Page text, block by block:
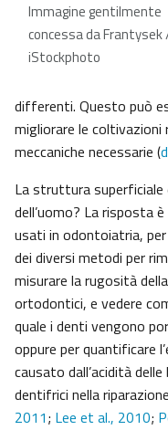
Immagine gentilmente
concessa da Frantysek
iStockphoto
differenti. Questo può
migliorare le
meccaniche necessarie (
La struttura superficiale
dell’uomo? La risposta
usati in odontoiatria,
dei diversi metodi per
misurare la rugosità
ortodontici, e vedere
quale i denti vengono
oppure per quantificare
causato dall’acidità
dentifrici nella
2011; Lee et al., 2010;